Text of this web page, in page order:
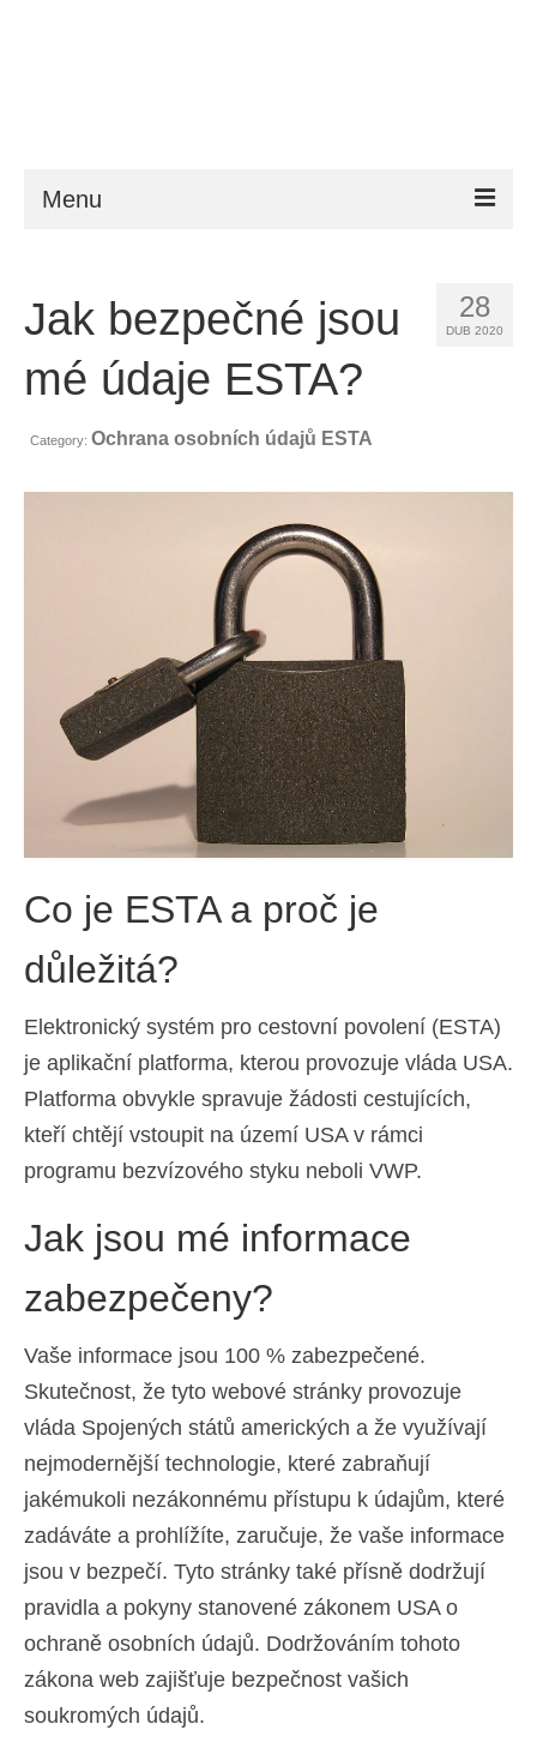
Menu
Požadavky
FAQ
Žádost
Hrvatski(Chorvatský)
Dánský)
Nederlands(Holandský)
English(Angličtina)
Eesti(Estonština)
Suomi
Deutsch(Němec)
Ελληνικά (Řečtina)
(
Italiano ( Ital)
日本語(Japonský
한국어(Korejský )
Norsk bokmål(Norwegian bokmål)
Português(Portugalština ( Portugalsko) )
Slovenčina( Slovenština)
Slovenščina Slovinština
Español (Španělský)
Svenska (Švédský)
28
DUB 2020
Jak bezpečné jsou
mé údaje ESTA?
Category: Ochrana osobních údajů ESTA
Co je ESTA a proč je
důležitá?
Elektronický systém pro cestovní povolení (ESTA)
je aplikační platforma, kterou provozuje vláda USA.
Platforma obvykle spravuje žádosti cestujících,
kteří chtějí vstoupit na území USA v rámci
programu bezvízového styku neboli VWP.
Jak jsou mé informace
zabezpečeny?
Vaše informace jsou 100 % zabezpečené.
Skutečnost, že tyto webové stránky provozuje
vláda Spojených států amerických a že využívají
nejmodernější technologie, které zabraňují
jakémukoli nezákonnému přístupu k údajům, které
zadáváte a prohlížíte, zaručuje, že vaše informace
jsou v bezpečí. Tyto stránky také přísně dodržují
pravidla a pokyny stanovené zákonem USA o
ochraně osobních údajů. Dodržováním tohoto
zákona web zajišťuje bezpečnost vašich
soukromých údajů.